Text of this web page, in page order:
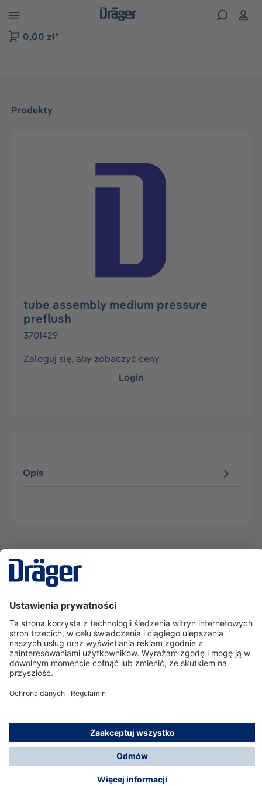
do nawigacji na platformie B2B
0,00 zł*
Produkty
Pomiń galerię zdjęć
tube assembly medium pressure
preflush
3701429
Zaloguj się, aby zobaczyć ceny
Login
Opis
Serwisowa linia hotline
O nas
Korzystanie ze sklepu
© Dräger Polska Sp. z o.o., 2025
*Wszystkie ceny bez VAT, na warunkach opisanych w